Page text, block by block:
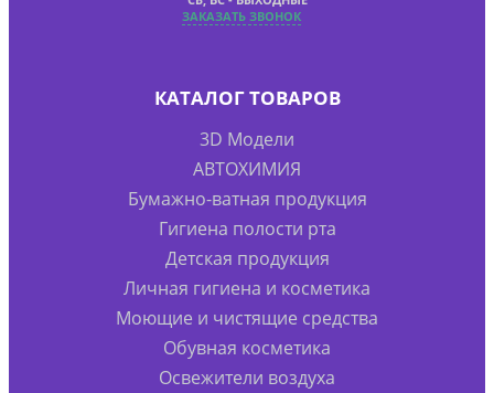
ЗАКАЗАТЬ ЗВОНОК
КАТАЛОГ ТОВАРОВ
3D Модели
АВТОХИМИЯ
Бумажно-ватная продукция
Гигиена полости рта
Детская продукция
Личная гигиена и косметика
Моющие и чистящие средства
Обувная косметика
Освежители воздуха